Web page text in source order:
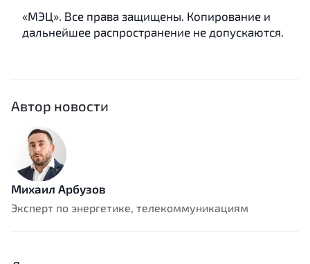
«МЭЦ». Все права защищены. Копирование и
дальнейшее распространение не допускаются.
Автор новости
Михаил Арбузов
Эксперт по энергетике, телекоммуникациям